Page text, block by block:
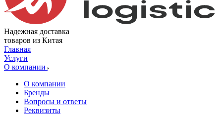
Надежная доставка
товаров из Китая
Главная
Услуги
О компании
О компании
Бренды
Вопросы и ответы
Реквизиты